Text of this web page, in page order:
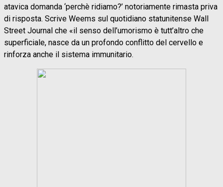
atavica domanda ‘perchè ridiamo?’ notoriamente rimasta priva
di risposta. Scrive Weems sul quotidiano statunitense Wall
Street Journal che «il senso dell’umorismo è tutt’altro che
superficiale, nasce da un profondo conflitto del cervello e
rinforza anche il sistema immunitario.